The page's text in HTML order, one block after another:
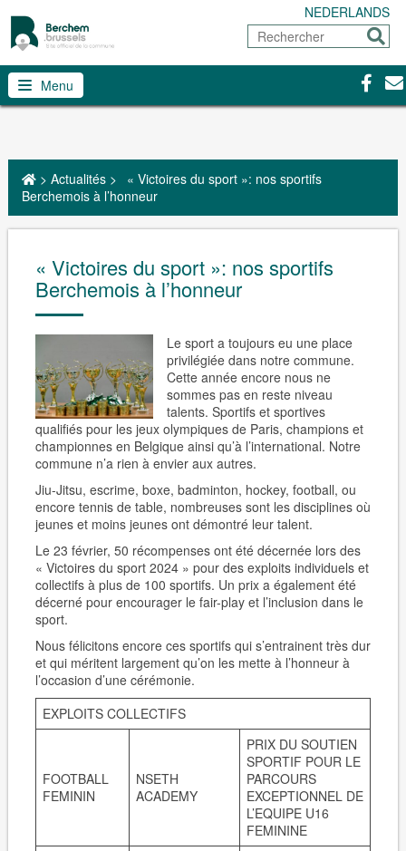
NEDERLANDS
Rechercher
Menu
> Actualités>
« Victoires du sport »: nos sportifs
Berchemois à l’honneur
« Victoires du sport »: nos sportifs
Berchemois à l’honneur
Le sport a toujours eu une place
privilégiée dans notre commune.
Cette année encore nous ne
sommes pas en reste niveau
talents. Sportifs et sportives
qualifiés pour les jeux olympiques de Paris, champions et
championnes en Belgique ainsi qu’à l’international. Notre
commune n’a rien à envier aux autres.
Jiu-Jitsu, escrime, boxe, badminton, hockey, football, ou
encore tennis de table, nombreuses sont les disciplines où
jeunes et moins jeunes ont démontré leur talent.
Le 23 février, 50 récompenses ont été décernée lors des
« Victoires du sport 2024 » pour des exploits individuels et
collectifs à plus de 100 sportifs. Un prix a également été
décerné pour encourager le fair-play et l’inclusion dans le
sport.
Nous félicitons encore ces sportifs qui s’entrainent très dur
et qui méritent largement qu’on les mette à l’honneur à
l’occasion d’une cérémonie.
EXPLOITS COLLECTIFS
FOOTBALL
FEMININ
NSETH
ACADEMY
PRIX DU SOUTIEN
SPORTIF POUR LE
PARCOURS
EXCEPTIONNEL DE
L’EQUIPE U16
FEMININE